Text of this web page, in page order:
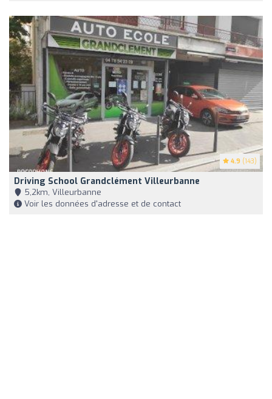
4.9 (143)
Driving School Grandclément Villeurbanne
5,2km, Villeurbanne
Voir les données d'adresse et de contact